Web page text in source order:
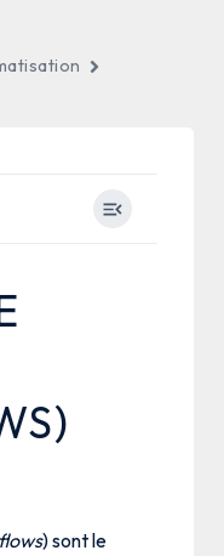
) sont le